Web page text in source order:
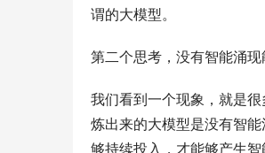
谓的大模型。
第二个思考，没有智能涌现
我们看到一个现象，就是
炼出来的大模型是没有智
够持续投入，才能够产生